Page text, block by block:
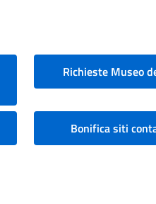
Richieste Museo
Bonifica siti